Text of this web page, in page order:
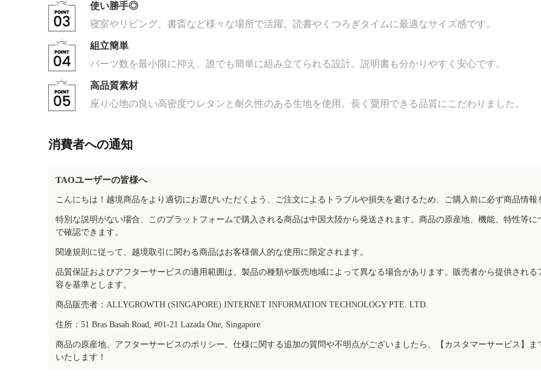
使い勝手◎
寝室やリビング、書斎など様々な場所で活躍。読書やくつろぎタイムに最適なサイズ感です。
組立簡単
パーツ数を最小限に抑え、誰でも簡単に組み立てられる設計。説明書も分かりやすく安心です。
高品質素材
座り心地の良い高密度ウレタンと耐久性のある生地を使用。長く愛用できる品質にこだわりました。
消費者への通知
TAOユーザーの皆様へ
こんにちは！越境商品をより適切にお選びいただくよう、ご注文によるトラブルや損失を避けるため、ご購入前に必ず商品情報
特別な説明がない場合、このプラットフォームで購入される商品は中国大陸から発送されます。商品の原産地、機能、特性等
で確認できます。
関連規則に従って、越境取引に関わる商品はお客様個人的な使用に限定されます。
品質保証およびアフターサービスの適用範囲は、製品の種類や販売地域によって異なる場合があります。販売者から提供され
容を基準とします。
商品販売者：ALLYGROWTH (SINGAPORE) INTERNET INFORMATION TECHNOLOGY PTE. LTD.
住所：51 Bras Basah Road, #01-21 Lazada One, Singapore
商品の原産地、アフターサービスのポリシー、仕様に関する追加の質問や不明点がございましたら、【カスタマーサービス】
いたします！